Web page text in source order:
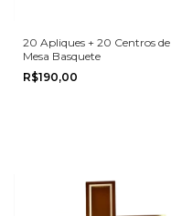
20 Apliques + 20 Centros de
Mesa Basquete
R$190,00